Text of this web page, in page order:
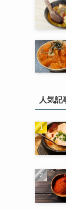
人気記